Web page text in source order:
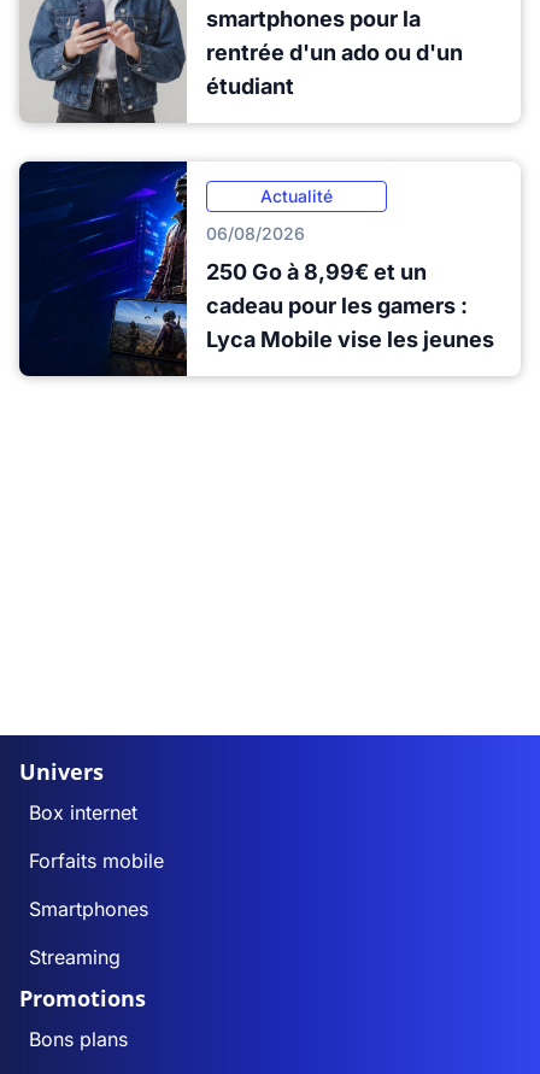
smartphones pour la
rentrée d'un ado ou d'un
étudiant
Actualité
06/08/2026
250 Go à 8,99€ et un
cadeau pour les gamers :
Lyca Mobile vise les jeunes
Univers
Box internet
Forfaits mobile
Smartphones
Streaming
Promotions
Bons plans